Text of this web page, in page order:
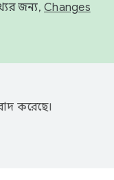
জন্য, Changes
করেছে।